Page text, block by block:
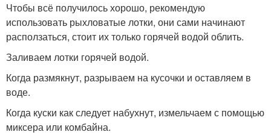
Чтобы всё получилось хорошо, рекомендую
использовать рыхловатые лотки, они сами начинают
расползаться, стоит их только горячей водой облить.
Заливаем лотки горячей водой.
Когда размякнут, разрываем на кусочки и оставляем в
воде.
Когда куски как следует набухнут, измельчаем с помощью
миксера или комбайна.